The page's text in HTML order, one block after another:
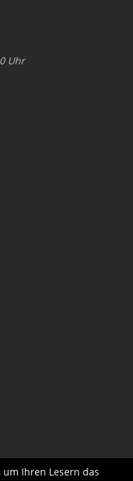
Uhr
Ihren Lesern das